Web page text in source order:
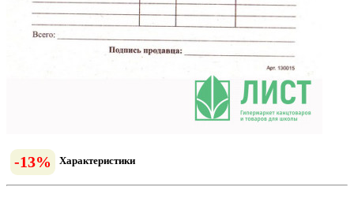
-13% Характеристики